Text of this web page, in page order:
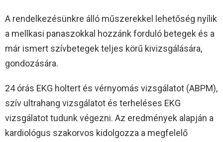
A rendelkezésünkre álló műszerekkel lehetőség nyílik
a mellkasi panaszokkal hozzánk forduló betegek és a
már ismert szívbetegek teljes körű kivizsgálására,
gondozására.
24 órás EKG holtert és vérnyomás vizsgálatot (ABPM),
szív ultrahang vizsgálatot és terheléses EKG
vizsgálatot tudunk végezni. Az eredmények alapján a
kardiológus szakorvos kidolgozza a megfelelő